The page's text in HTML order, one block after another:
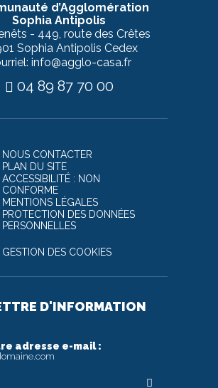
d’Agglomération
Sophia Antipolis
- 449, route des Crêtes
Sophia Antipolis Cedex
info@agglo-casa.fr
04 89 87 70 00
NOUS CONTACTER
PLAN DU SITE
ACCESSIBILITÉ : NON
CONFORME
MENTIONS LÉGALES
PROTECTION DES DONNÉES
PERSONNELLES
GESTION DES COOKIES
D'INFORMATION
adresse e-mail :